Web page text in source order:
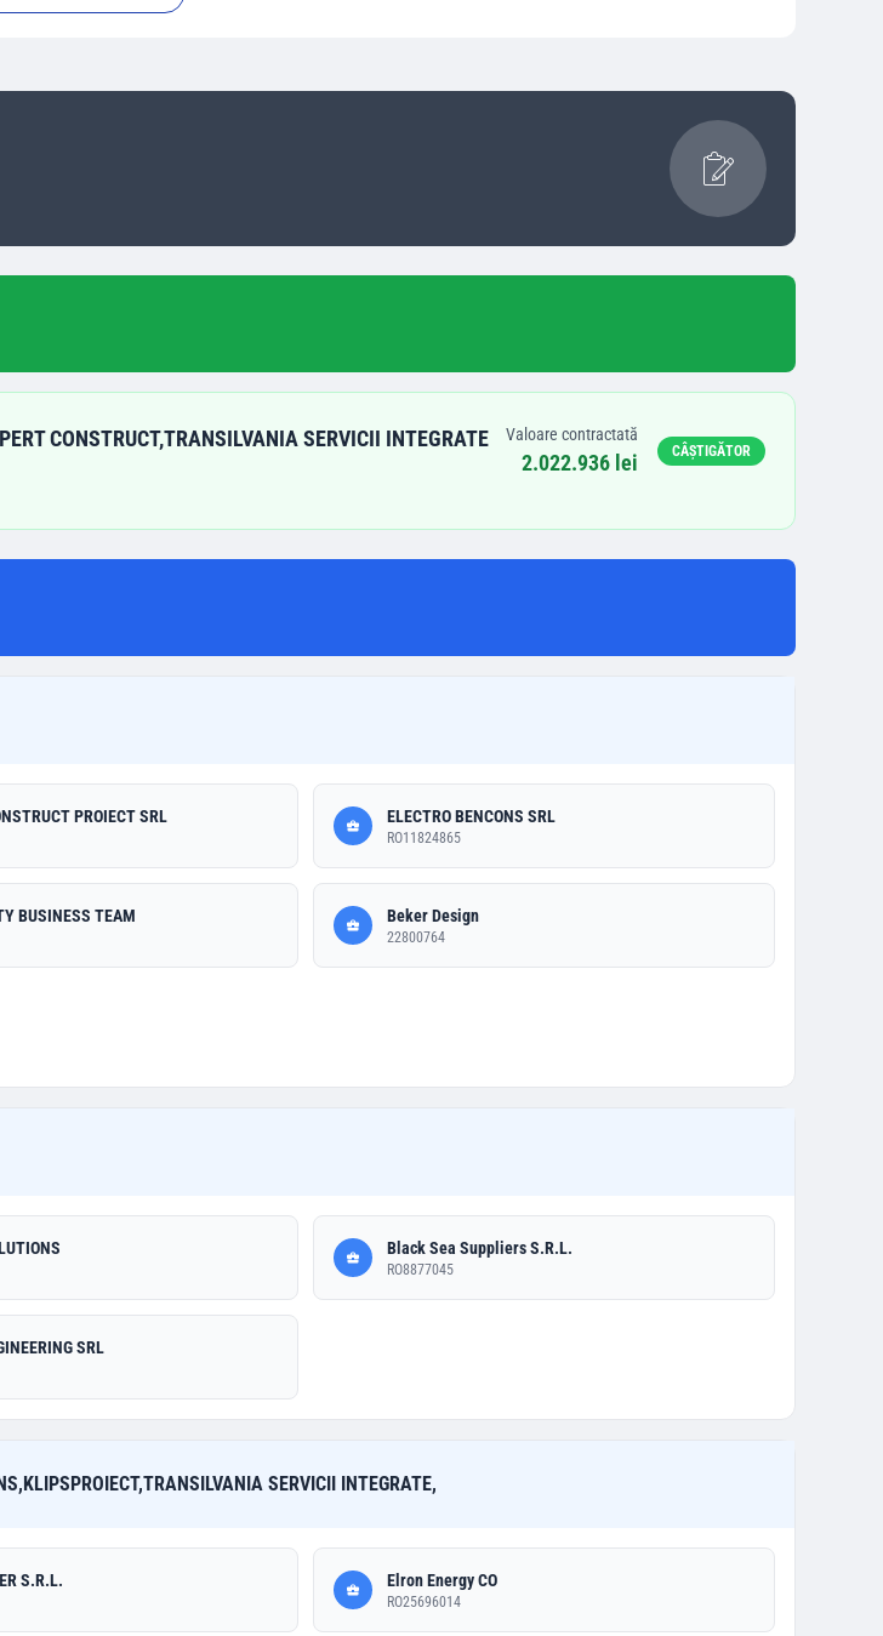
CONSTRUCT,TRANSILVANIA SERVICII INTEGRATE Valoare contractată
2.022.936 lei CÂȘTIGĂTOR
PROIECT SRL ELECTRO BENCONS SRL
RO11824865
BUSINESS TEAM Beker Design
22800764
Black Sea Suppliers S.R.L.
RO8877045
SRL
SERVICII INTEGRATE,
S.R.L. Elron Energy CO
RO25696014